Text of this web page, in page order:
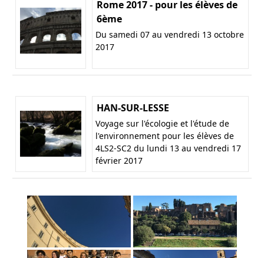
Rome 2017 - pour les élèves de
6ème
Du samedi 07 au vendredi 13 octobre
2017
HAN-SUR-LESSE
Voyage sur l'écologie et l'étude de
l'environnement pour les élèves de
4LS2-SC2 du lundi 13 au vendredi 17
février 2017